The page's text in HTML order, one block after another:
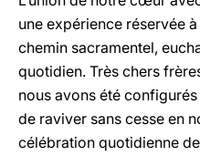
une expérience réservée
chemin sacramentel,
quotidien. Très chers
nous avons été
de raviver sans cesse en
célébration quotidienne